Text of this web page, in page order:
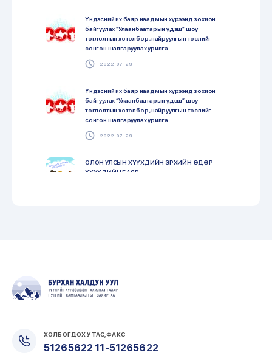
Үндэсний их баяр наадмын хүрээнд зохион
байгуулах “Улаанбаатарын үдэш” шоу
тоглолтын хөтөлбөр , найруулгын төслийг
сонгон шалгаруулах урилга
2022-07-29
Үндэсний их баяр наадмын хүрээнд зохион
байгуулах “Улаанбаатарын үдэш” шоу
тоглолтын хөтөлбөр , найруулгын төслийг
сонгон шалгаруулах урилга
2022-07-29
ОЛОН УЛСЫН ХҮҮХДИЙН ЭРХИЙН ӨДӨР –
ХҮҮХДИЙН БАЯР
МОНГОЛЫН ЭЗЭНТ ГҮРНИЙ ТУХАЙ
ҮЗЭСГЭЛЭН ГАРГАНА
“МОНГОЛ УРТЫН ДУУ ЛИМБЭДЭХ АРГА-
БИТҮҮ АМЬСГААНЫ УРЛАГ” СЭДЭВТ УЛСЫН
ХОЛБОГДОХ УТАС, ФАКС
51265622 11-51265622